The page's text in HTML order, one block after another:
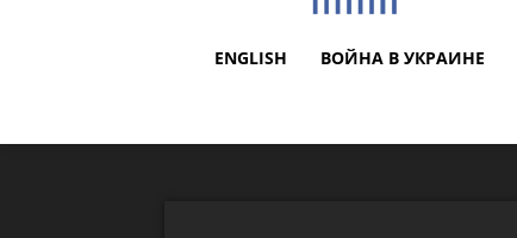
ENGLISH ВОЙНА В УКРАИНЕ